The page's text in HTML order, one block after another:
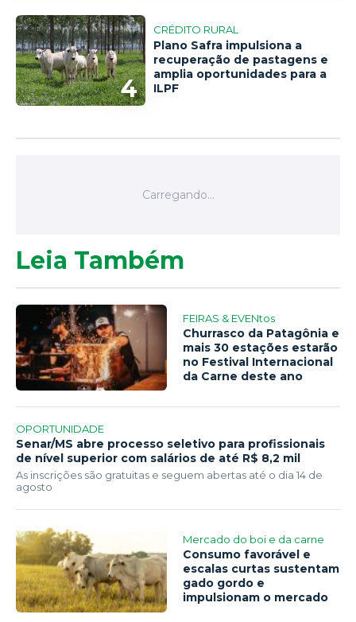
4
CRÉDITO RURAL
Plano Safra impulsiona a
recuperação de pastagens e
amplia oportunidades para a
ILPF
Leia Também
FEIRAS & EVENtos
Churrasco da Patagônia e
mais 30 estações estarão
no Festival Internacional
da Carne deste ano
OPORTUNIDADE
Senar/MS abre processo seletivo para profissionais
de nível superior com salários de até R$ 8,2 mil
As inscrições são gratuitas e seguem abertas até o dia 14 de
agosto
Mercado do boi e da carne
Consumo favorável e
escalas curtas sustentam
gado gordo e
impulsionam o mercado